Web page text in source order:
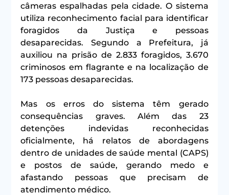
câmeras espalhadas pela cidade. O sistema
utiliza reconhecimento facial para identificar
foragidos da Justiça e pessoas
desaparecidas. Segundo a Prefeitura, já
auxiliou na prisão de 2.833 foragidos, 3.670
criminosos em flagrante e na localização de
173 pessoas desaparecidas.
Mas os erros do sistema têm gerado
consequências graves. Além das 23
detenções indevidas reconhecidas
oficialmente, há relatos de abordagens
dentro de unidades de saúde mental (CAPS)
e postos de saúde, gerando medo e
afastando pessoas que precisam de
atendimento médico.